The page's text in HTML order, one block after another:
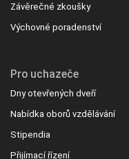
Závěrečné zkoušky
Výchovné poradenství
Pro uchazeče
Dny otevřených dveří
Nabídka oborů vzdělávání
Stipendia
Přijímací řízení